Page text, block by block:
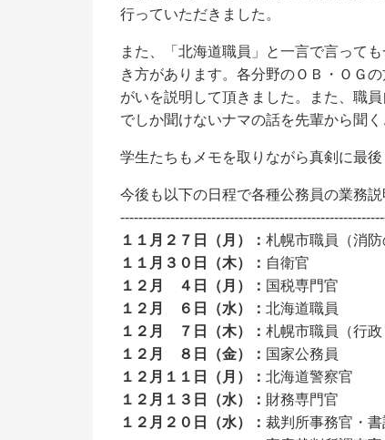
行っていただきました。
また、「北海道職員」と一言で言って
き方があります。各分野のＯＢ・ＯＧ
がいを説明して頂きました。また、職
でしか聞けないナマの話を先輩から聞く
学生たちもメモを取りながら真剣に最後
今後も以下の日程で各種公務員の業務説
１１月２７日（月）： 札幌市職員（
１１月３０日（木）： 自衛
１２月 ４日（月）： 国税専
１２月 ６日（水）： 北海道
１２月 ７日（木）： 札幌市職員（行
１２月 ８日（金）： 国家公
１２月１１日（月）： 北海道警
１２月１３日（水）： 財務専
１２月２０日（水）： 裁判所事務官・書